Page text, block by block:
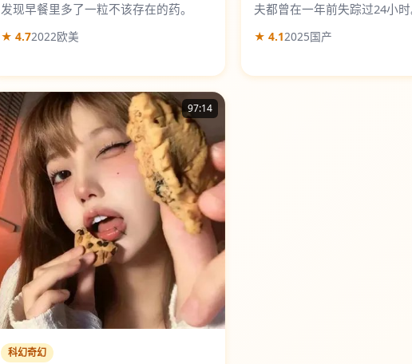
发现早餐里多了一粒不该存在的药。
★ 4.72022欧美
夫都曾在一年前失踪过24小
★ 4.12025国产
97:14
科幻奇幻